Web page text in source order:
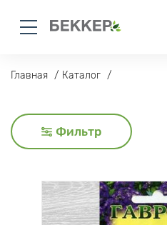
Главная Каталог
Фильтр